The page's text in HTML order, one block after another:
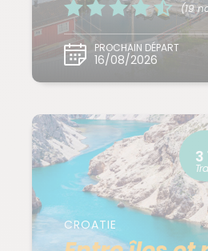
(19
PROCHAIN DÉPART
16/08/2026
CROATIE
3